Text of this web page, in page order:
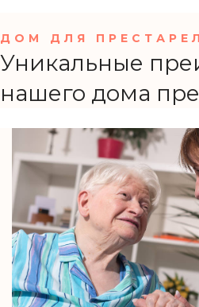
ДОМ ДЛЯ
Уникальные
нашего дома